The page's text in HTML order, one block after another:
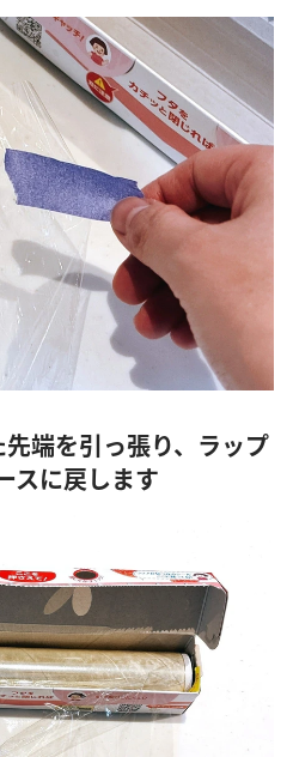
端を引っ張り、ラップ
スに戻します